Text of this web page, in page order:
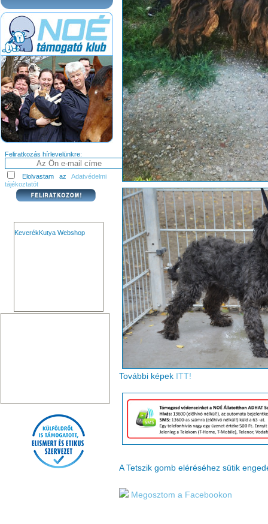
Feliratkozás hírlevelünkre:
Elolvastam az Adatvédelmi
tájékoztatót
KeverékKutya Webshop
További képek ITT!
A Tetszik gomb eléréséhez sütik
Megosztom a Facebookon